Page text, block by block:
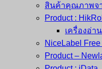
สินค้าคุณภาพจา
Product :
เครื่องอ่า
NiceLabel Free
Product –